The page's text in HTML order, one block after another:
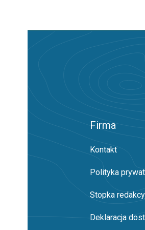
Firma
Kontakt
Polityka
Stopka
Deklaracja